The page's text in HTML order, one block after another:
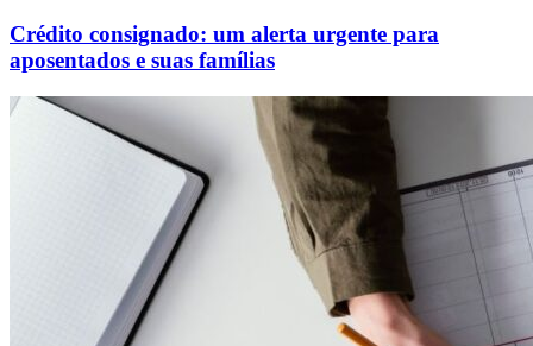
Crédito consignado: um alerta urgente para
aposentados e suas famílias